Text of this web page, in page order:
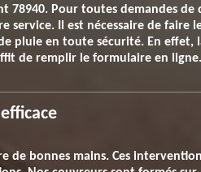
78940. Pour toutes demandes de
service. Il est nécessaire de faire
pluie en toute sécurité. En effet,
de remplir le formulaire en ligne.
de bonnes mains. Ces